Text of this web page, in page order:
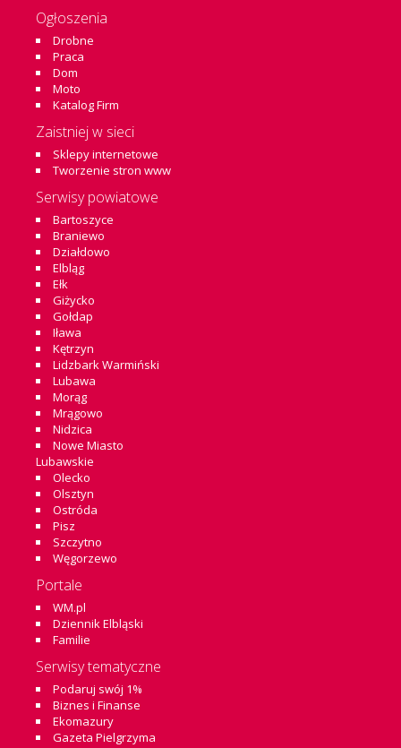
Ogłoszenia
Drobne
Praca
Dom
Moto
Katalog Firm
Zaistniej w sieci
Sklepy internetowe
Tworzenie stron www
Serwisy powiatowe
Bartoszyce
Braniewo
Działdowo
Elbląg
Ełk
Giżycko
Gołdap
Iława
Kętrzyn
Lidzbark Warmiński
Lubawa
Morąg
Mrągowo
Nidzica
Nowe Miasto
Lubawskie
Olecko
Olsztyn
Ostróda
Pisz
Szczytno
Węgorzewo
Portale
WM.pl
Dziennik Elbląski
Familie
Serwisy tematyczne
Podaruj swój 1%
Biznes i Finanse
Ekomazury
Gazeta Pielgrzyma